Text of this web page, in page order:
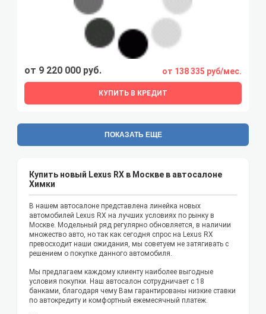
от 9 220 000 руб. от 138 335 руб/мес.
КУПИТЬ В КРЕДИТ
ПОКАЗАТЬ ЕЩЕ
Купить новый Lexus RX в Москве в автосалоне
Химки
В нашем автосалоне представлена линейка новых
автомобилей Lexus RX на лучших условиях по рынку в
Москве. Модельный ряд регулярно обновляется, в наличии
множество авто, но так как сегодня спрос на Lexus RX
превосходит наши ожидания, мы советуем не затягивать с
решением о покупке данного автомобиля.
Мы предлагаем каждому клиенту наиболее выгодные
условия покупки. Наш автосалон сотрудничает с 18
банками, благодаря чему Вам гарантированы низкие ставки
по автокредиту и комфортный ежемесячный платеж.